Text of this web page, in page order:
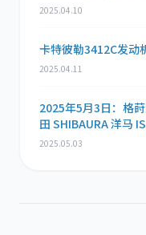
2025.04.10
卡特彼勒3412C发动
2025.04.11
2025年5月3日：格
田 SHIBAURA 洋马
RHF3 涡轮增压器及
2025.05.03